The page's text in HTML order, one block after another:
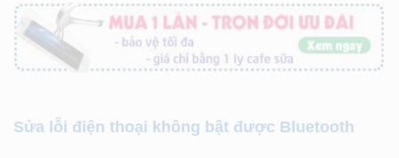
Sửa lỗi điện thoại không bật được Bluetooth